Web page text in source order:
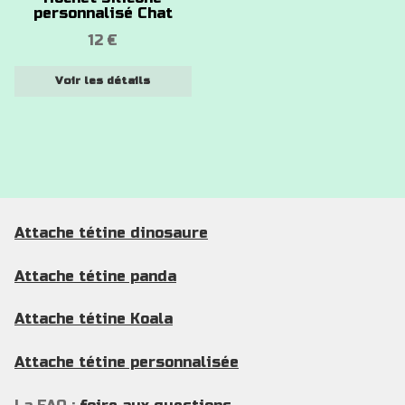
personnalisé Chat
12€
Voir les détails
être
Attache tétine dinosaure
Attache tétine panda
Attache tétine Koala
Attache tétine personnalisée